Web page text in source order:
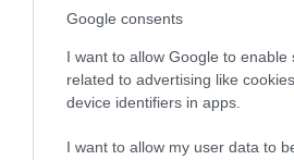
Google consents
I want to allow Google to enable
related to advertising like
device identifiers in apps.
I want to allow my user data to
MI AZ AZ OLÍVA WAGYU MARHA ÉS